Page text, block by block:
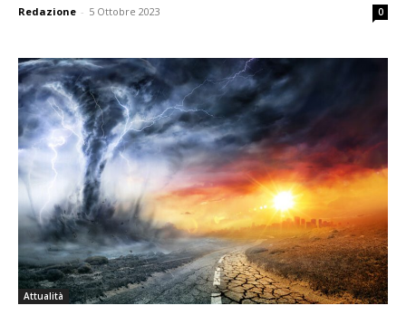
Redazione - 5 Ottobre 2023 0
Attualità